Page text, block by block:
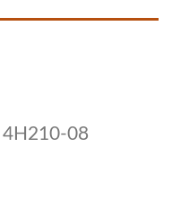
4H210-08